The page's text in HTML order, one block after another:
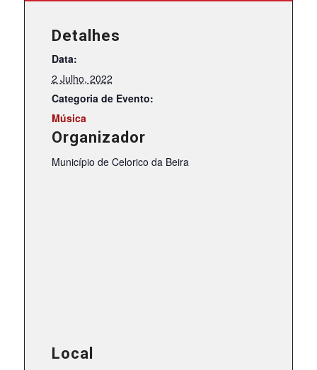
Detalhes
Data:
2 Julho, 2022
Categoria de Evento:
Música
Organizador
Município de Celorico da Beira
Local